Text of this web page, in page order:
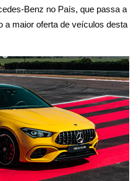
Benz no País, que passa a
a maior oferta de veículos desta